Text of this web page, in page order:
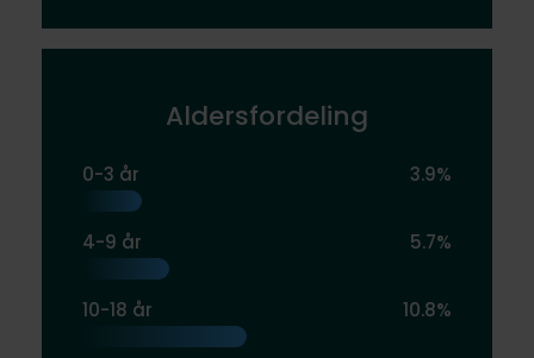
Aldersfordeling
0-3 år 3.9%
4-9 år 5.7%
10-18 år 10.8%